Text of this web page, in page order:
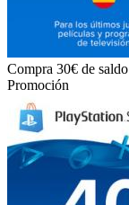
Compra 30€ de saldo
Promoción